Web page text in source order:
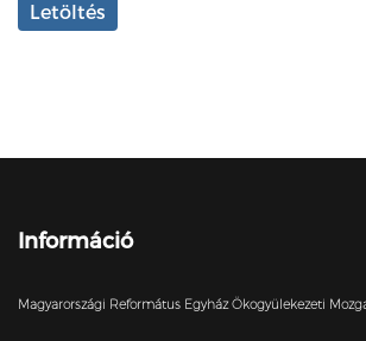
Letöltés
Információ
Magyarországi Református Egyház Ökogyülekezeti